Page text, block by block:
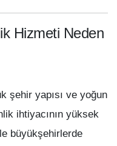
Hizmeti Neden
şehir yapısı ve yoğun
ihtiyacının yüksek
büyükşehirlerde